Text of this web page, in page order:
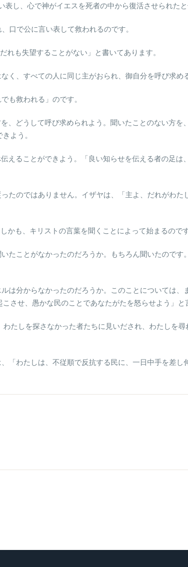
し、心で神がイエスを死者の中から復活させられた
口で公に言い表して救われるのです。
れも失望することがない」と書いてあります。
く、すべての人に同じ主がおられ、御自分を呼び求め
も救われる」のです。
、どうして呼び求められよう。聞いたことのない方を
よう。
えることができよう。「良い知らせを伝える者の足
たのではありません。イザヤは、「主よ、だれがわ
かも、キリストの言葉を聞くことによって始まるのです
たことがなかったのだろうか。もちろん聞いたので
は分からなかったのだろうか。このことについては
させ、愚かな民のことであなたがたを怒らせよう」と
たしを探さなかった者たちに見いだされ、わたしを
「わたしは、不従順で反抗する民に、一日中手を差し